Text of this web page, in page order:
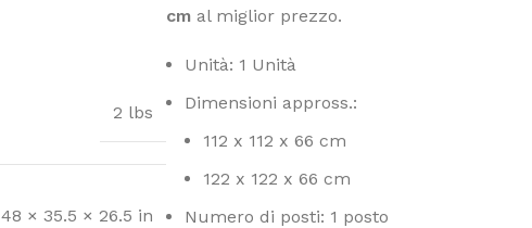
2 lbs
48 × 35.5 × 26.5 in
cm al miglior prezzo.
Unità: 1 Unità
Dimensioni appross.:
112 x 112 x 66 cm
122 x 122 x 66 cm
Numero di posti: 1 posto